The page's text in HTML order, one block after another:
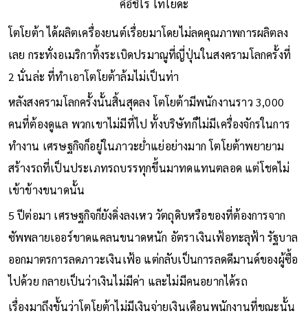
คิอิชิโร โทโยดะ
โตโยต้า ได้ผลิตเครื่องยนต์เรื่อยมาโดยไม่ลดคุณภาพการผลิตลง
เลย กระทั่งอเมริกาทิ้งระเบิดปรมาณูที่ญี่ปุ่นในสงครามโลกครั้งที่
2 นั่นล่ะ ที่ทำเอาโตโยต้าล้มไม่เป็นท่า
หลังสงครามโลกครั้งนั้นสิ้นสุดลง โตโยต้ามีพนักงานราว 3,000
คนที่ต้องดูแล พวกเขาไม่มีที่ไป ทั้งบริษัทก็ไม่มีเครื่องจักรในการ
ทำงาน เศรษฐกิจก็อยู่ในภาวะย่ำแย่อย่างมาก โตโยต้าพยายาม
สร้างรถที่เป็นประเภทรถบรรทุกขึ้นมาทดแทนตลอด แต่โชคไม่
เข้าข้างขนาดนั้น
5 ปีต่อมา เศรษฐกิจก็ยังดิ่งลงเหว วัตถุดิบหรือของที่ต้องการจาก
ซัพพลายเออร์ขาดแคลนขนาดหนัก อัตราเงินเฟ้อทะลุฟ้า รัฐบาล
ออกมาตรการลดภาวะเงินเฟ้อ แต่กลับเป็นการลดดีมานด์ของผู้ซื้อ
ไปด้วย กลายเป็นว่าเงินไม่มีค่า และไม่มีคนอยากได้รถ
เรื่องมาถึงขั้นว่าโตโยต้าไม่มีเงินจ่ายเงินเดือนพนักงานที่ขณะนั้น